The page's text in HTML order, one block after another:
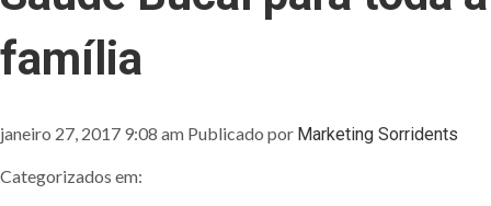
família
janeiro 27, 2017 9:08 am Publicado por Marketing Sorridents
Categorizados em: